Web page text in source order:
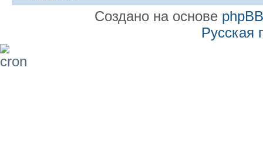
Создано на основе phpBB
Русская